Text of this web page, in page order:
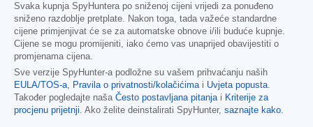
Svaka kupnja SpyHuntera po sniženoj cijeni vrijedi za ponuđeno
sniženo razdoblje pretplate. Nakon toga, tada važeće standardne
cijene primjenjivat će se za automatske obnove i/ili buduće kupnje.
Cijene se mogu promijeniti, iako ćemo vas unaprijed obavijestiti o
promjenama cijena.
Sve verzije SpyHunter-a podložne su vašem prihvaćanju naših
EULA/TOS-a, Pravila o privatnosti/kolačićimai Uvjeta popusta.
Također pogledajte naša Često postavljana pitanjai Kriterije za
procjenu prijetnji. Ako želite deinstalirati SpyHunter, saznajte kako.